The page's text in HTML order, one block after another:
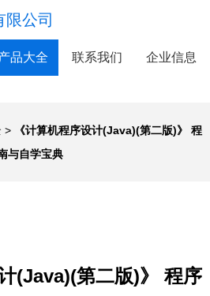
公司
品大全 联系我们 企业信息
>
《计算机程序设计(Java)(第二版)》 程
与自学宝典
(Java)(第二版)》 程序